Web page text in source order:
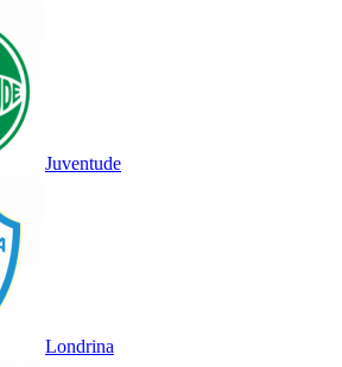
Juventude
Londrina